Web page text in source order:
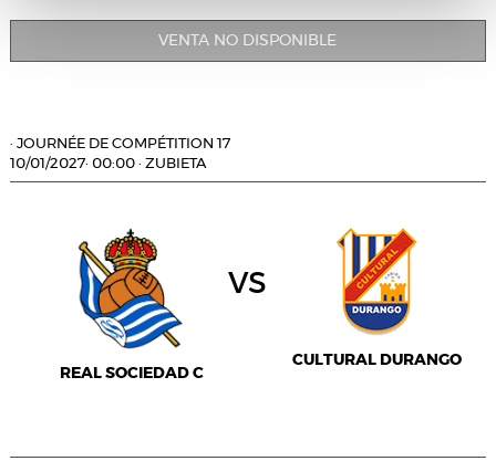
VENTA NO DISPONIBLE
· JOURNÉE DE COMPÉTITION 17
10/01/2027· 00:00 · ZUBIETA
REAL SOCIEDAD C
vs
CULTURAL DURANGO